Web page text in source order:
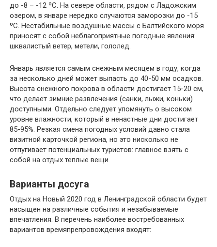
до -8 – -12 ºС. На севере области, рядом с Ладожским
озером, в январе нередко случаются заморозки до -15
ºС. Нестабильные воздушные массы с Балтийского моря
приносят с собой неблагоприятные погодные явления:
шквалистый ветер, метели, гололед.
Январь является самым снежным месяцем в году, когда
за несколько дней может выпасть до 40-50 мм осадков.
Высота снежного покрова в области достигает 15-20 см,
что делает зимние развлечения (санки, лыжи, коньки)
доступными. Отдельно следует упомянуть о высоком
уровне влажности, который в ненастные дни достигает
85-95%. Резкая смена погодных условий давно стала
визитной карточкой региона, но это нисколько не
отпугивает потенциальных туристов: главное взять с
собой на отдых теплые вещи.
Варианты досуга
Отдых на Новый 2020 год в Ленинградской области будет
насыщен на различные события и незабываемые
впечатления. В перечень наиболее востребованных
вариантов времяпрепровождения входят: